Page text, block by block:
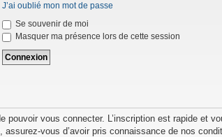
J’ai oublié mon mot de passe
Se souvenir de moi
Masquer ma présence lors de cette session
pouvoir vous connecter. L’inscription est rapide et
vous d’avoir pris connaissance de nos